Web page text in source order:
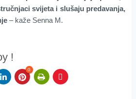
svijeta i slušaju predavanja,
– kaže Senna M.
!
0